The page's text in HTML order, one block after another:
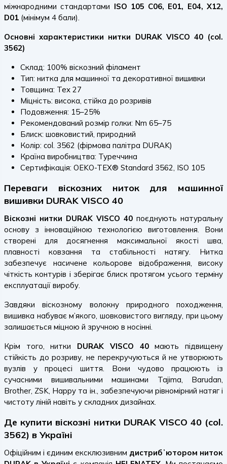
міжнародними стандартами ISO 105 C06, E01, E04, X12,
D01 (мінімум 4 бали).
Основні характеристики нитки DURAK VISCO 40 (col.
3562)
Склад: 100% віскозний філамент
Тип: нитка для машинної та декоративної вишивки
Товщина: Tex 27
Міцність: висока, стійка до розривів
Подовження: 15–25%
Рекомендований розмір голки: Nm 65–75
Блиск: шовковистий, природний
Колір: col. 3562 (фірмова палітра DURAK)
Країна виробництва: Туреччина
Сертифікація: OEKO-TEX® Standard 3562, ISO 105
Переваги віскозних ниток для машинної
вишивки DURAK VISCO 40
Віскозні нитки DURAK VISCO 40 поєднують натуральну
основу з інноваційною технологією виготовлення. Вони
створені для досягнення максимальної якості шва,
плавності ковзання та стабільності натягу. Нитка
забезпечує насичене кольорове відображення, високу
чіткість контурів і зберігає блиск протягом усього терміну
експлуатації виробу.
Завдяки віскозному волокну природного походження,
вишивка набуває м’якого, шовковистого вигляду, при цьому
залишається міцною й зручною в носінні.
Крім того, нитки DURAK VISCO 40мають підвищену
стійкість до розриву, не перекручуються й не утворюють
вузлів у процесі шиття. Вони чудово працюють із
сучасними вишивальними машинами Tajima, Barudan,
Brother, ZSK, Happy та ін., забезпечуючи рівномірний натяг і
чистоту ліній навіть у складних дизайнах.
Де купити віскозні нитки DURAK VISCO 40 (col.
3562) в Україні
Офіційним і єдиним ексклюзивним дистрибʼютором ниток